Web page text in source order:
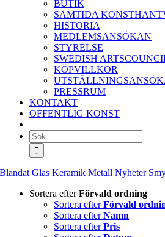
BUTIK
SAMTIDA
HISTORIA
MEDLEMSANSÖKAN
STYRELSE
SWEDISH
KÖPVILLKOR
PRESSRUM
KONTAKT
OFFENTLIG KONST
Sök
efter:
Blandat Glas Keramik Metall Nyheter
Sortera efterFörvald ordning
Sortera efterFörvald
Sortera efterNamn
Sortera efterPris